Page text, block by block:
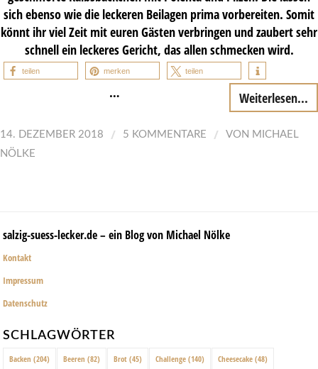
sich ebenso wie die leckeren Beilagen prima vorbereiten. Somit
könnt ihr viel Zeit mit euren Gästen verbringen und zaubert sehr
schnell ein leckeres Gericht, das allen schmecken wird.
teilen merken teilen
… Weiterlesen...
14. DEZEMBER 2018 / 5 KOMMENTARE / VON MICHAEL
NÖLKE
salzig-suess-lecker.de – ein Blog von Michael Nölke
Kontakt
Impressum
Datenschutz
SCHLAGWÖRTER
Backen (204) Beeren (82) Brot (45) Challenge (140) Cheesecake (48)